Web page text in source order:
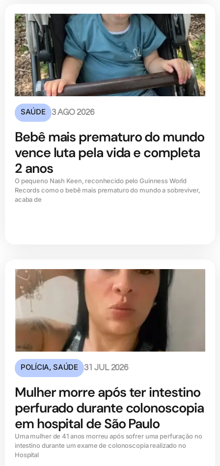
SAÚDE 3 AGO 2026
Bebê mais prematuro do mundo
vence luta pela vida e completa
2 anos
O pequeno Nash Keen, reconhecido pelo Guinness World
Records como o bebê mais prematuro do mundo a sobreviver,
acaba de
POLÍCIA,SAÚDE 31 JUL 2026
Mulher morre após ter intestino
perfurado durante colonoscopia
em hospital de São Paulo
Uma mulher de 41 anos morreu após sofrer uma perfuração no
intestino durante um exame de colonoscopia realizado no
Hospital